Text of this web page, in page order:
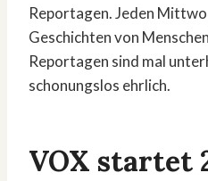
Reportagen. Jeden
Geschichten von
Reportagen sind mal
schonungslos ehrlich.
VOX startet